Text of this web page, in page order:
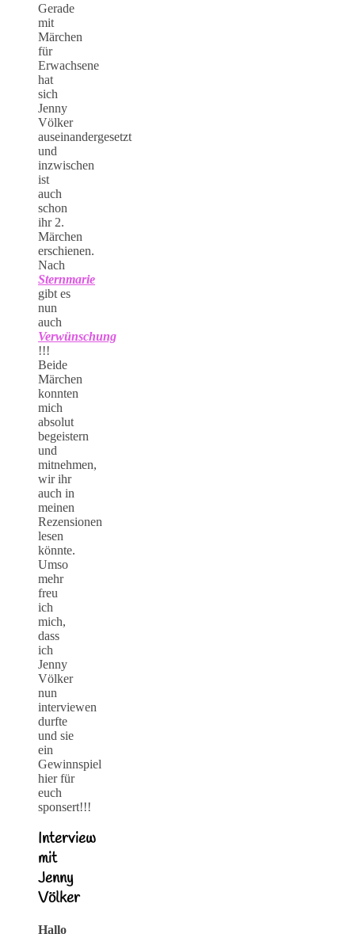
Gerade
mit
Märchen
für
Erwachsene
hat
sich
Jenny
Völker
auseinandergesetzt
und
inzwischen
ist
auch
schon
ihr 2.
Märchen
erschienen.
Nach
Sternmarie
gibt es
nun
auch
Verwünschung
!!!
Beide
Märchen
konnten
mich
absolut
begeistern
und
mitnehmen,
wir ihr
auch in
meinen
Rezensionen
lesen
könnte.
Umso
mehr
freu
ich
mich,
dass
ich
Jenny
Völker
nun
interviewen
durfte
und sie
ein
Gewinnspiel
hier für
euch
sponsert!!!
Interview
mit
Jenny
Völker
Hallo